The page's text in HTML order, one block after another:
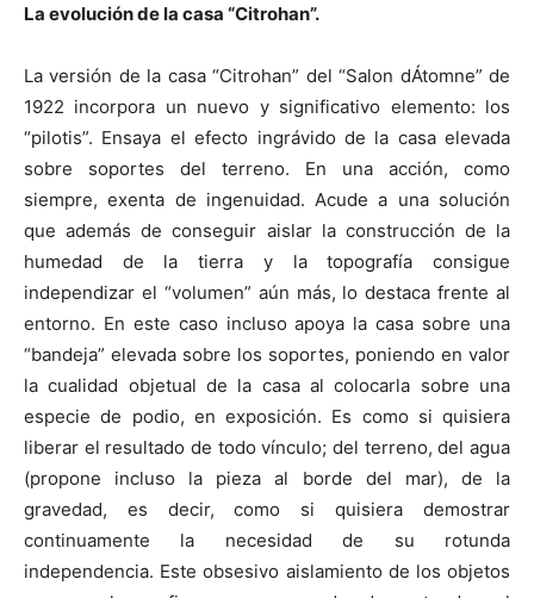
La evolución de la casa “Citrohan”.
La versión de la casa “Citrohan” del “Salon dÁtomne” de
1922 incorpora un nuevo y significativo elemento: los
“pilotis”. Ensaya el efecto ingrávido de la casa elevada
sobre soportes del terreno. En una acción, como
siempre, exenta de ingenuidad. Acude a una solución
que además de conseguir aislar la construcción de la
humedad de la tierra y la topografía consigue
independizar el “volumen” aún más, lo destaca frente al
entorno. En este caso incluso apoya la casa sobre una
“bandeja” elevada sobre los soportes, poniendo en valor
la cualidad objetual de la casa al colocarla sobre una
especie de podio, en exposición. Es como si quisiera
liberar el resultado de todo vínculo; del terreno, del agua
(propone incluso la pieza al borde del mar), de la
gravedad, es decir, como si quisiera demostrar
continuamente la necesidad de su rotunda
independencia. Este obsesivo aislamiento de los objetos